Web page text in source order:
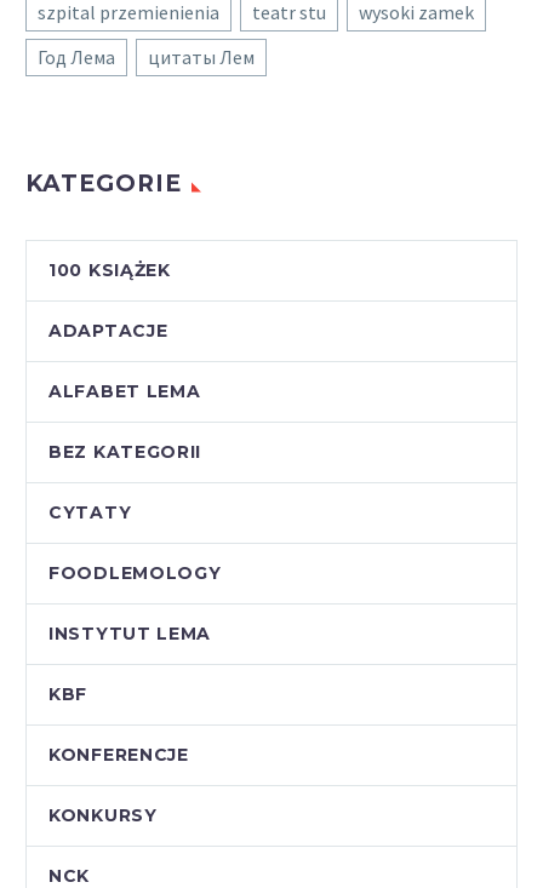
szpital przemienienia
teatr stu
wysoki zamek
Год Лема
цитаты Лем
KATEGORIE
100 KSIĄŻEK
ADAPTACJE
ALFABET LEMA
BEZ KATEGORII
CYTATY
FOODLEMOLOGY
INSTYTUT LEMA
KBF
KONFERENCJE
KONKURSY
NCK